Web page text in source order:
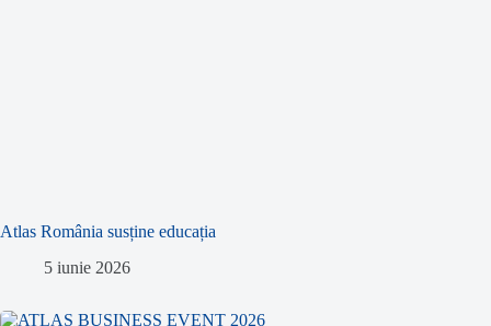
Atlas România susține educația
5 iunie 2026